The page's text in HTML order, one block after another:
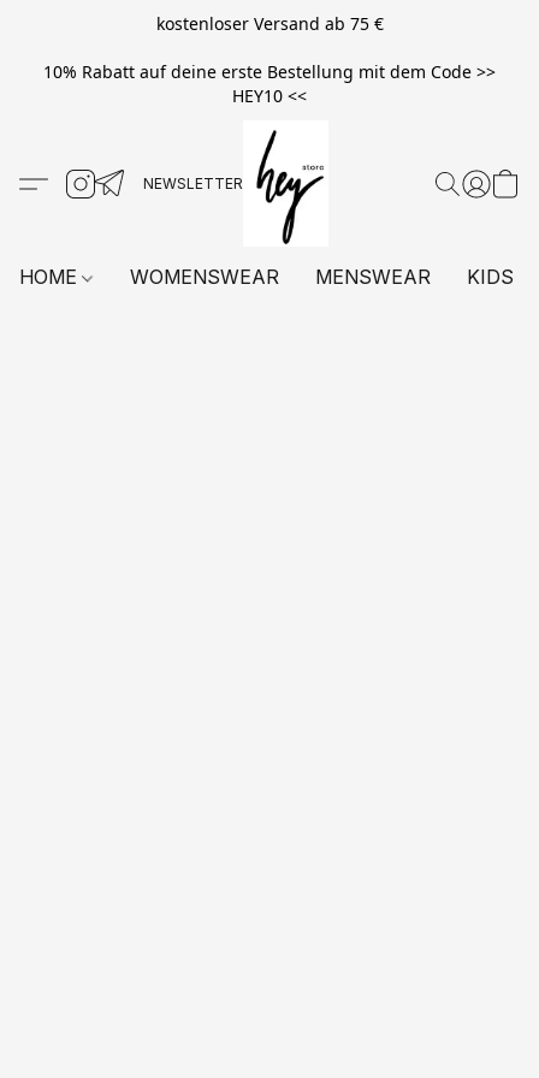
kostenloser Versand ab 75 €
10% Rabatt auf deine erste Bestellung mit dem Code >>
HEY10 <<
HOME WOMENSWEAR MENSWEAR KIDS